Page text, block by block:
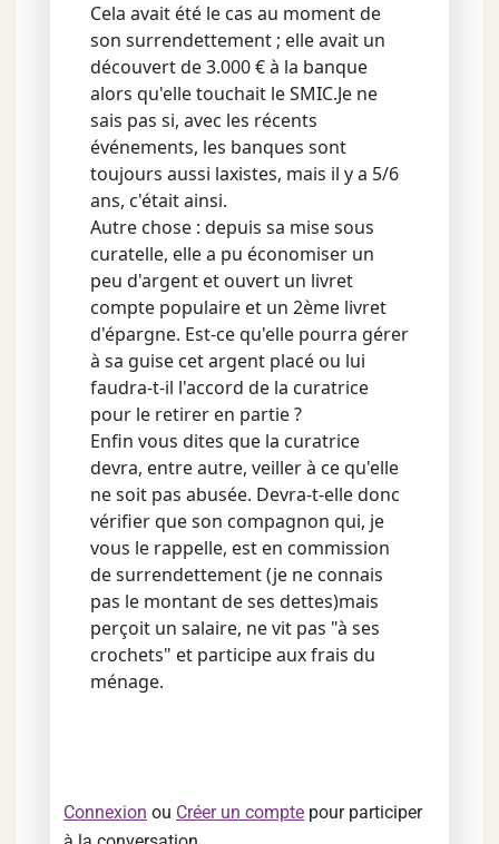
Cela avait été le cas au moment de
son surrendettement ; elle avait un
découvert de 3.000 € à la banque
alors qu'elle touchait le SMIC.Je ne
sais pas si, avec les récents
événements, les banques sont
toujours aussi laxistes, mais il y a 5/6
ans, c'était ainsi.
Autre chose : depuis sa mise sous
curatelle, elle a pu économiser un
peu d'argent et ouvert un livret
compte populaire et un 2ème livret
d'épargne. Est-ce qu'elle pourra gérer
à sa guise cet argent placé ou lui
faudra-t-il l'accord de la curatrice
pour le retirer en partie ?
Enfin vous dites que la curatrice
devra, entre autre, veiller à ce qu'elle
ne soit pas abusée. Devra-t-elle donc
vérifier que son compagnon qui, je
vous le rappelle, est en commission
de surrendettement (je ne connais
pas le montant de ses dettes)mais
perçoit un salaire, ne vit pas "à ses
crochets" et participe aux frais du
ménage.
Connexion ou Créer un compte pour participer